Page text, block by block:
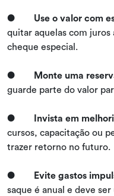
● Use o valor com
quitar aquelas com
cheque especial.
● Monte uma
guarde parte do valor
● Invista em
cursos, capacitação ou
trazer retorno no futuro.
● Evite gastos
saque é anual e deve